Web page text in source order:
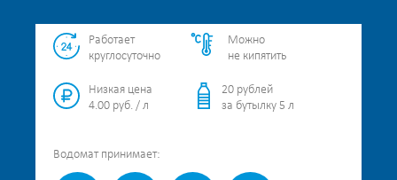
Работает
круглосуточно
Можно
не кипятить
Низкая цена
4.00 руб. / л
20 рублей
за бутылку 5 л
Водомат принимает: